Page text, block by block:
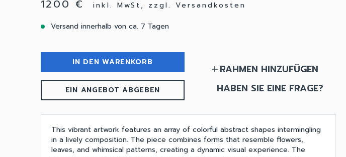
1200 €
inkl. MwSt, zzgl. Versandkosten
Versand innerhalb von ca. 7 Tagen
IN DEN WARENKORB
EIN ANGEBOT ABGEBEN
add RAHMEN HINZUFÜGEN
HABEN SIE EINE FRAGE?
This vibrant artwork features an array of colorful abstract shapes intermingling
in a lively composition. The piece combines forms that resemble flowers,
leaves, and whimsical patterns, creating a dynamic visual experience. The